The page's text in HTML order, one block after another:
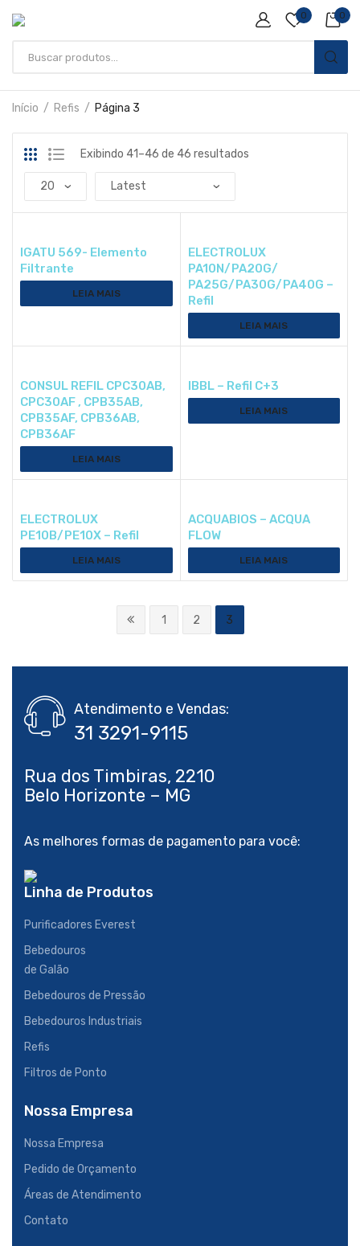
0 0
Início Refis Página 3
Exibindo 41–46 de 46 resultados
IGATU 569- Elemento
Filtrante
LEIA MAIS
ELECTROLUX
PA10N/PA20G/
PA25G/PA30G/PA40G –
Refil
LEIA MAIS
CONSUL REFIL CPC30AB,
CPC30AF , CPB35AB,
CPB35AF, CPB36AB,
CPB36AF
LEIA MAIS
IBBL – Refil C+3
LEIA MAIS
ELECTROLUX
PE10B/PE10X – Refil
LEIA MAIS
ACQUABIOS – ACQUA
FLOW
LEIA MAIS
1 2 3
Atendimento e Vendas:
Rua dos Timbiras, 2210
As melhores formas de pagamento para você:
Linha de Produtos
Purificadores Everest
Bebedouros
de Galão
Bebedouros de Pressão
Bebedouros Industriais
Refis
Filtros de Ponto
Nossa Empresa
Nossa Empresa
Pedido de Orçamento
Áreas de Atendimento
Contato